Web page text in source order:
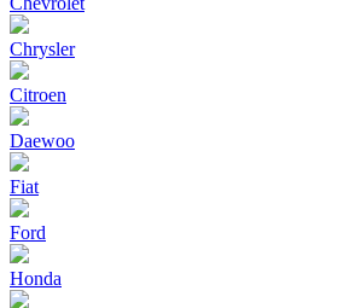
Chrysler
Citroen
Daewoo
Fiat
Ford
Honda